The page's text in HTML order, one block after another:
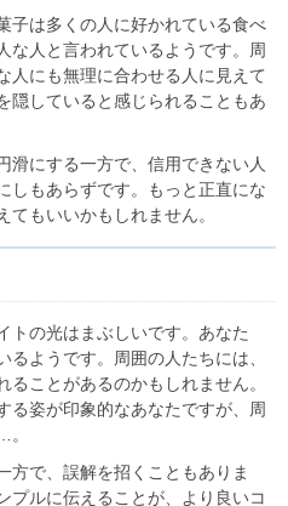
子は多くの人に好かれている食べ
な人と言われているようです。周
人にも無理に合わせる人に見えて
隠していると感じられることもあ
滑にする一方で、信用できない人
しもあらずです。もっと正直にな
てもいいかもしれません。
トの光はまぶしいです。あなた
ようです。周囲の人たちには、
ことがあるのかもしれません。
る姿が印象的なあなたですが、周
方で、誤解を招くこともありま
プルに伝えることが、より良いコ